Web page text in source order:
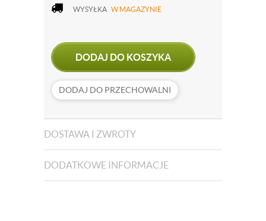
WYSYŁKA W MAGAZYNIE
DODAJ DO KOSZYKA
DODAJ DO PRZECHOWALNI
DOSTAWA I ZWROTY
DODATKOWE INFORMACJE